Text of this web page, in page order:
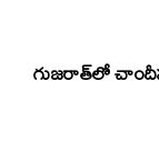
గుజరాత్‌లో